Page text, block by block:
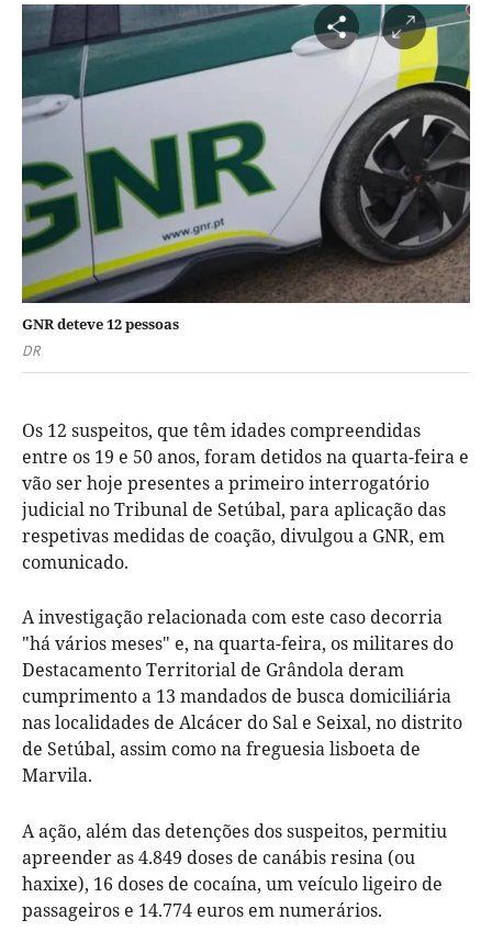
GNR deteve 12 pessoas
DR
Os 12 suspeitos, que têm idades compreendidas
entre os 19 e 50 anos, foram detidos na quarta-feira e
vão ser hoje presentes a primeiro interrogatório
judicial no Tribunal de Setúbal, para aplicação das
respetivas medidas de coação, divulgou a GNR, em
comunicado.
A investigação relacionada com este caso decorria
"há vários meses" e, na quarta-feira, os militares do
Destacamento Territorial de Grândola deram
cumprimento a 13 mandados de busca domiciliária
nas localidades de Alcácer do Sal e Seixal, no distrito
de Setúbal, assim como na freguesia lisboeta de
Marvila.
A ação, além das detenções dos suspeitos, permitiu
apreender as 4.849 doses de canábis resina (ou
haxixe), 16 doses de cocaína, um veículo ligeiro de
passageiros e 14.774 euros em numerários.